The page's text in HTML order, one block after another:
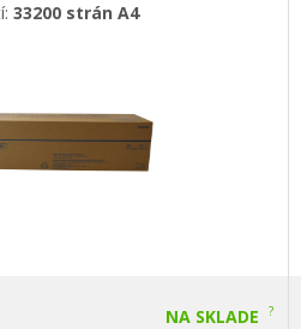
33200 strán A4
NA SKLADE ?